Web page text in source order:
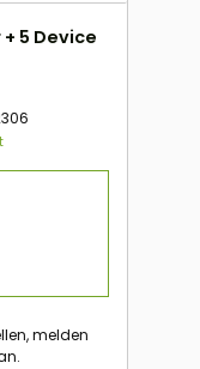
5 Device
melden